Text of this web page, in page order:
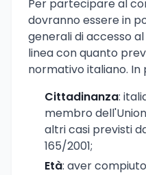
Per partecipare al
dovranno essere in
generali di accesso
linea con quanto
normativo italiano. In
Cittadinanza:
membro
altri casi previsti
165/2001;
Età: aver